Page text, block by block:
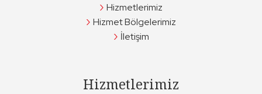
Hizmetlerimiz
Hizmet Bölgelerimiz
İletişim
Hizmetlerimiz